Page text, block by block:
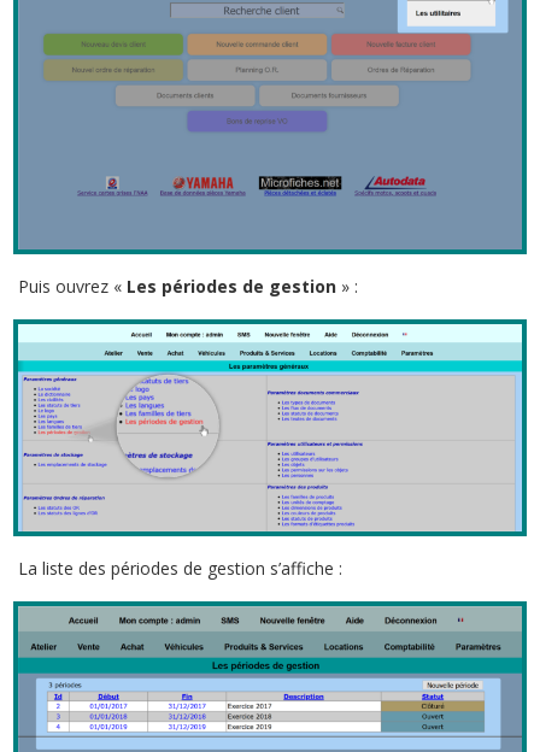
Puis ouvrez « Les périodes de gestion » :
La liste des périodes de gestion s’affiche :